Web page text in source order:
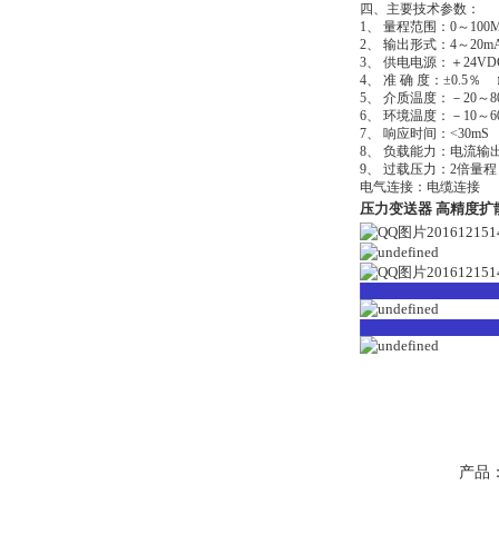
四、主要技术参
1、 量程范围：0～
2、 输出形式：4～
3、 供电电源：＋
4、 准 确 度：±0.5
5、 介质温度：－20～
6、 环境温度：－10～
7、 响应时间： <30mS
8、 负载能力： 电流输
9、 过载压力：2倍量程
电气连接：电缆连接
压力变送器 高精度扩
产品